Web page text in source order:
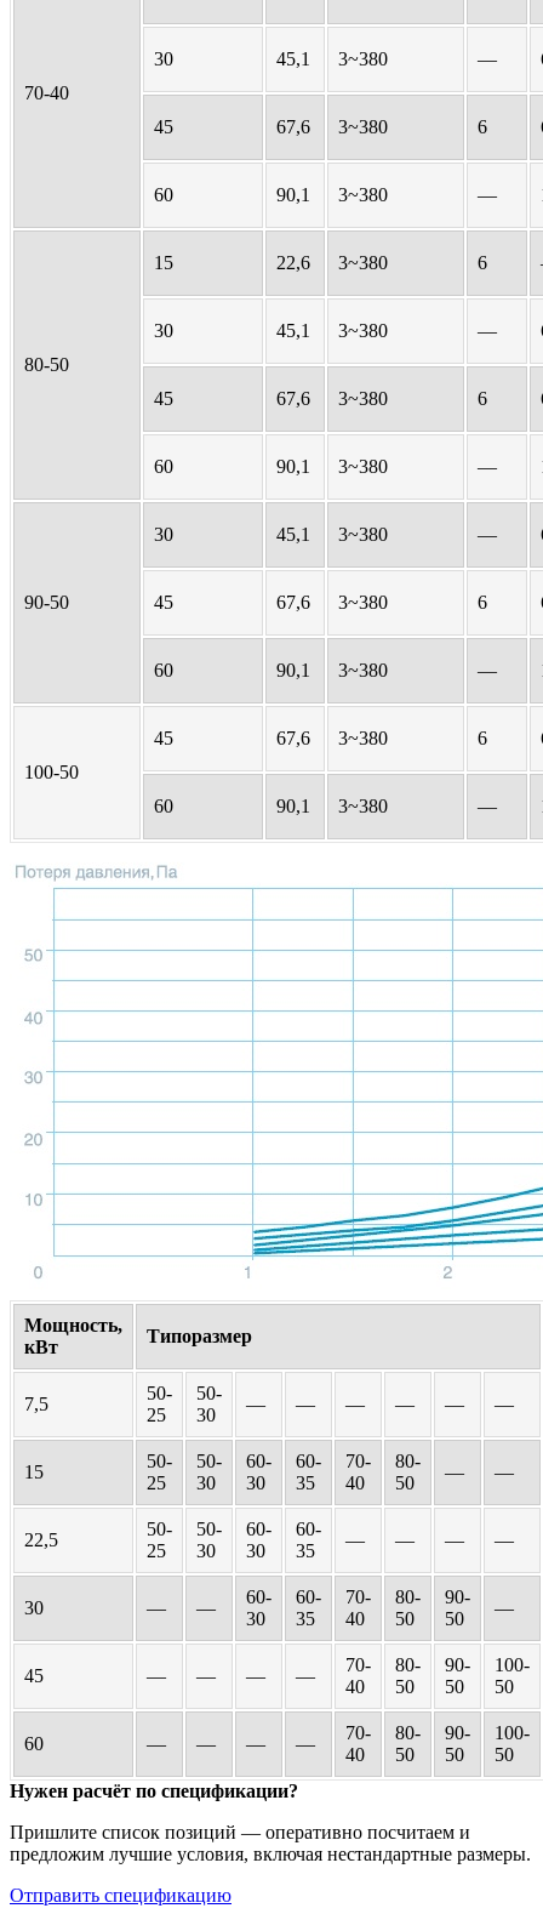
70-40
30 45,1 3~380 —
45 67,6 3~380 6
60 90,1 3~380 —
80-50
15 22,6 3~380 6
30 45,1 3~380 —
45 67,6 3~380 6
60 90,1 3~380 —
90-50
30 45,1 3~380 —
45 67,6 3~380 6
60 90,1 3~380 —
100-50
45 67,6 3~380 6
60 90,1 3~380 —
Мощность,
кВт
Типоразмер
7,5
50-
25
50-
30
— — — — — —
15
50-
25
50-
30
60-
30
60-
35
70-
40
80-
50
— —
22,5
50-
25
50-
30
60-
30
60-
35
— — — —
30 — —
60-
30
60-
35
70-
40
80-
50
90-
50
—
45 — — — —
70-
40
80-
50
90-
50
100-
50
60 — — — —
70-
40
80-
50
90-
50
100-
50
Нужен расчёт по спецификации?
Пришлите список позиций — оперативно посчитаем и
предложим лучшие условия, включая нестандартные размеры.
Отправить спецификацию